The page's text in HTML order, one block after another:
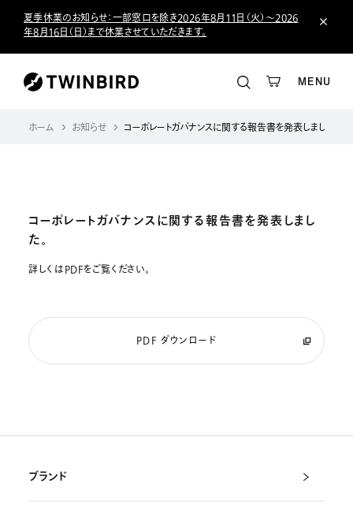
夏季休業のお知らせ：一部窓口を除き2026年8月11日（火）～2026
年8月16日（日）まで休業させていただきます。
MENU
ホーム お知らせ コーポレートガバナンスに関する報告書を発表しました。
コーポレートガバナンスに関する報告書を発表しまし
た。
詳しくはPDFをご覧ください。
PDF ダウンロード
ブランド